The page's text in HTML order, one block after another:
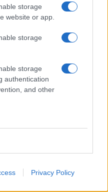
storage
website or app.
storage
storage
authentication
and other
Privacy Policy
le novità che stanno